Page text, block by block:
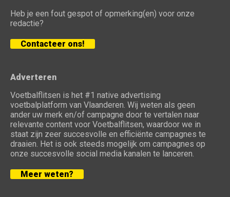
Heb je een fout gespot of opmerking(en) voor onze
redactie?
Contacteer ons!
Adverteren
Voetbalflitsen is het #1 native advertising
voetbalplatform van Vlaanderen. Wij weten als geen
ander uw merk en/of campagne door te vertalen naar
relevante content voor Voetbalflitsen, waardoor we in
staat zijn zeer succesvolle en efficiënte campagnes te
draaien. Het is ook steeds mogelijk om campagnes op
onze succesvolle social media kanalen te lanceren.
Meer weten?